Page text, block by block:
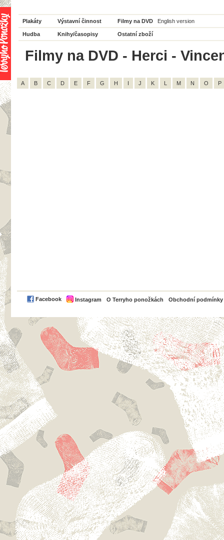
Plakáty Výstavní činnost Filmy na DVD English version
Hudba Knihy/časopisy Ostatní zboží
Filmy na DVD - Herci -
A B C D E F G H I J K L M N O P
Facebook Instagram O Terryho ponožkách Obchodní podmínky
PayPal